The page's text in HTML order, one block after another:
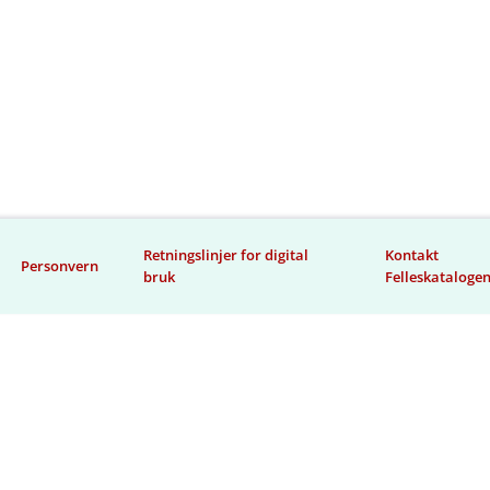
Personvern
Retningslinjer for digital
bruk
Kontakt
Felleskatalogen